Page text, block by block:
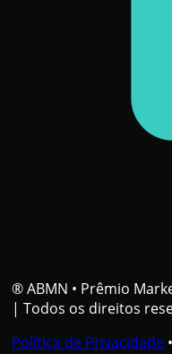
® ABMN • Prêmio
| Todos os direitos
Política de Privacidade •